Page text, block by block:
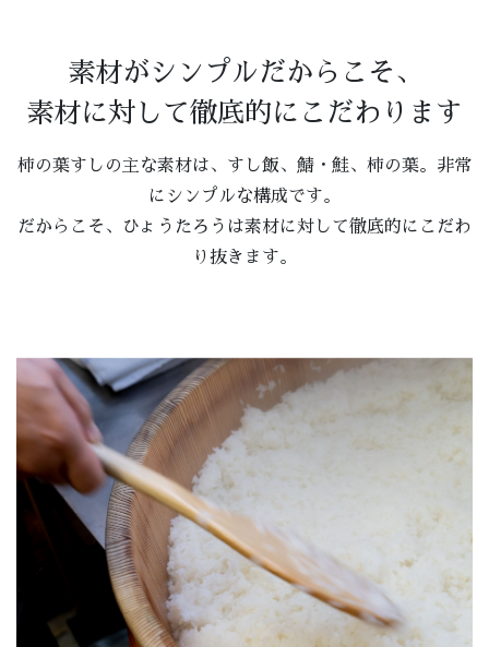
素材がシンプルだからこそ、
素材に対して徹底的にこだわります
柿の葉すしの主な素材は、すし飯、鯖・鮭、柿の葉。非常
にシンプルな構成です。
だからこそ、ひょうたろうは素材に対して徹底的にこだわ
り抜きます。